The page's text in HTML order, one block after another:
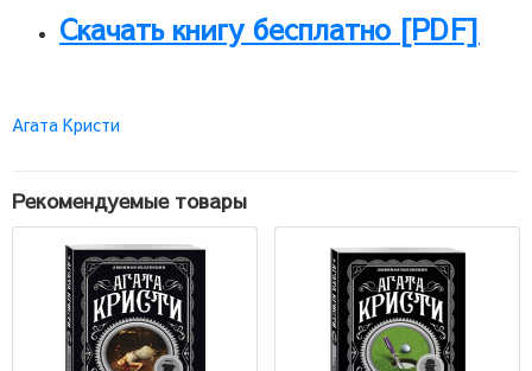
Скачать книгу бесплатно [PDF]
Агата Кристи
Рекомендуемые товары